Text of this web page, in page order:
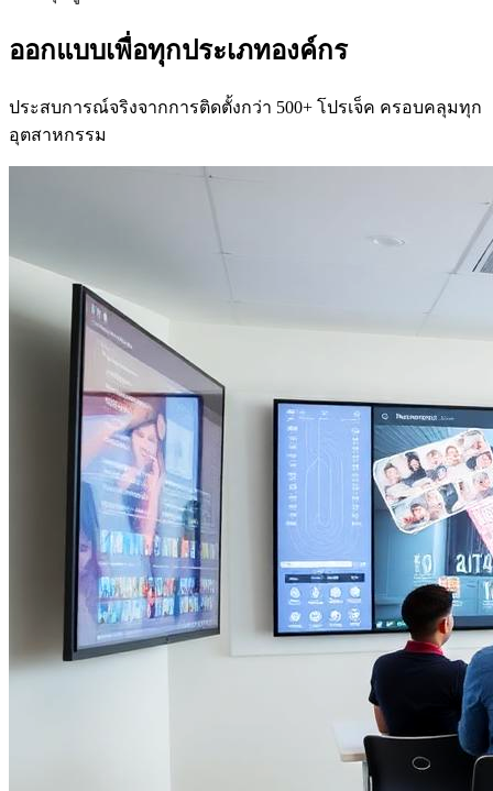
ออกแบบเพื่อทุกประเภทองค์กร
ประสบการณ์จริงจากการติดตั้งกว่า 500+ โปรเจ็ค ครอบคลุมทุก
อุตสาหกรรม